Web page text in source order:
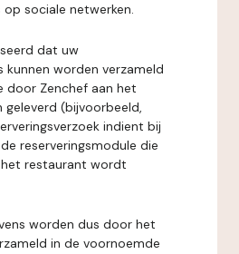
sociale netwerken.
dat uw
kunnen worden verzameld
door Zenchef aan het
(bijvoorbeeld,
indient bij
reserveringsmodule die
restaurant wordt
worden dus door het
in de voornoemde